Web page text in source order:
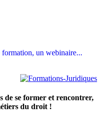
formation, un webinaire...
de se former et rencontrer,
du droit !